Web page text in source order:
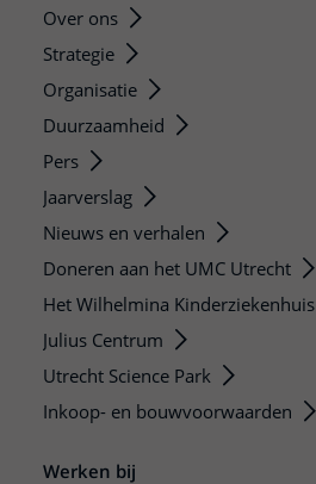
Over ons
Strategie
Organisatie
Duurzaamheid
Pers
Jaarverslag
Nieuws en verhalen
Doneren aan het UMC Utrecht
Het Wilhelmina Kinderziekenhuis
Julius Centrum
Utrecht Science Park
Inkoop- en bouwvoorwaarden
Werken bij